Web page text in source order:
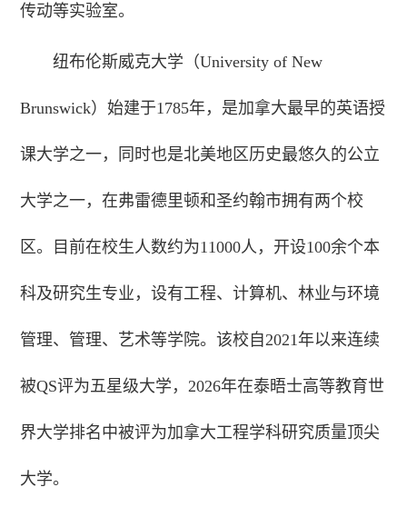
传动等实验室。
纽布伦斯威克大学（University of New
Brunswick）始建于1785年，是加拿大最早的英语授
课大学之一，同时也是北美地区历史最悠久的公立
大学之一，在弗雷德里顿和圣约翰市拥有两个校
区。目前在校生人数约为11000人，开设100余个本
科及研究生专业，设有工程、计算机、林业与环境
管理、管理、艺术等学院。该校自2021年以来连续
被QS评为五星级大学，2026年在泰晤士高等教育世
界大学排名中被评为加拿大工程学科研究质量顶尖
大学。